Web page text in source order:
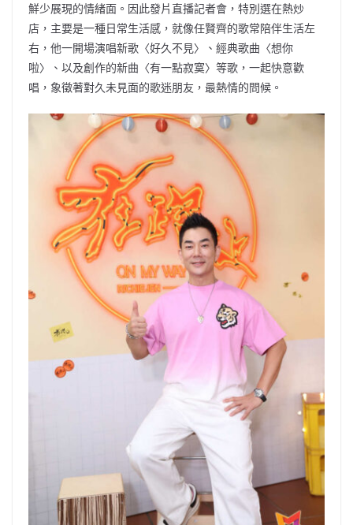
鮮少展現的情緒面。因此發片直播記者會，特別選在熱炒
店，主要是一種日常生活感，就像任賢齊的歌常陪伴生活左
右，他一開場演唱新歌〈好久不見〉、經典歌曲〈想你
啦〉、以及創作的新曲〈有一點寂寞〉等歌，一起快意歡
唱，象徵著對久未見面的歌迷朋友，最熱情的問候。